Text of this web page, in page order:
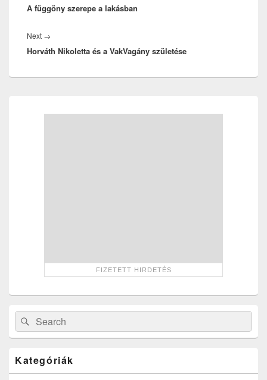
post:
A függöny szerepe a lakásban
Next →
post:
Horváth Nikoletta és a VakVagány születése
Search
for:
Search
Kategóriák